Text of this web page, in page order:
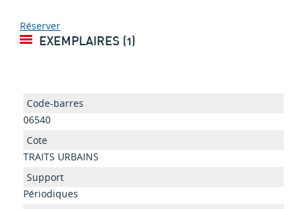
Réserver
EXEMPLAIRES (1)
06540
TRAITS URBAINS
Périodiques